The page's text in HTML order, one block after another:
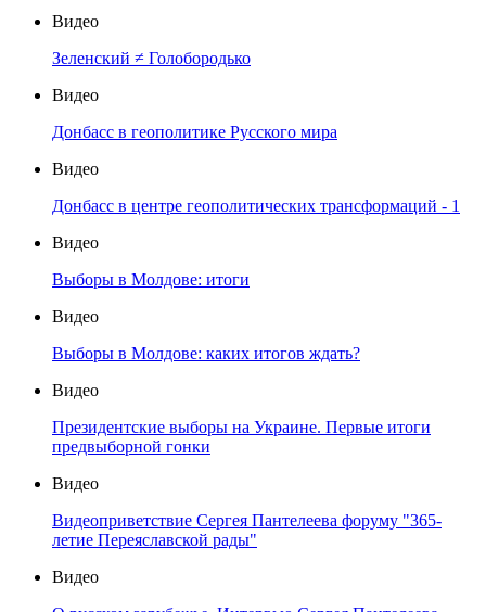
Видео
Зеленский ≠ Голобородько
Видео
Донбасс в геополитике Русского мира
Видео
Донбасс в центре геополитических трансформаций - 1
Видео
Выборы в Молдове: итоги
Видео
Выборы в Молдове: каких итогов ждать?
Видео
Президентские выборы на Украине. Первые итоги
предвыборной гонки
Видео
Видеоприветствие Сергея Пантелеева форуму "365-
летие Переяславской рады"
Видео